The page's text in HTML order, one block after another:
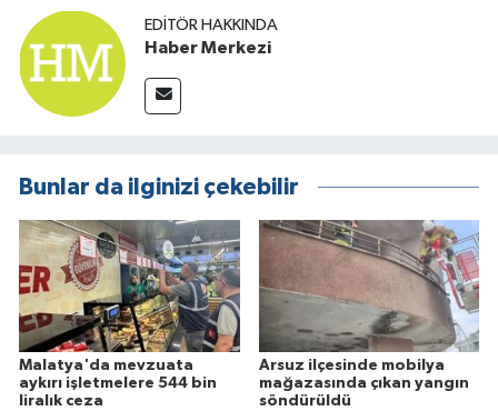
EDITÖR HAKKINDA
Haber Merkezi
Bunlar da ilginizi çekebilir
Malatya'da mevzuata
aykırı işletmelere 544 bin
liralık ceza
Arsuz ilçesinde mobilya
mağazasında çıkan yangın
söndürüldü